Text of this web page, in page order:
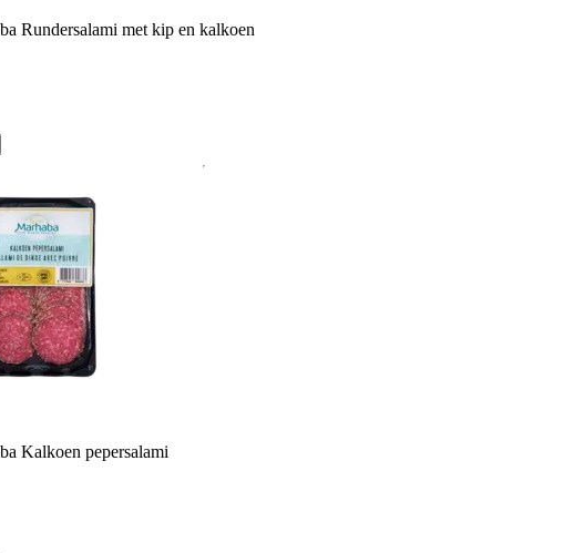
Rundersalami met kip en kalkoen
Kalkoen pepersalami